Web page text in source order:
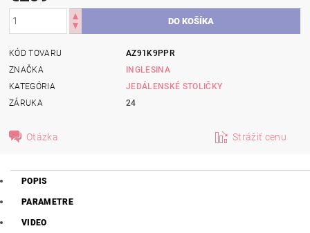
KÓD TOVARU
AZ91K9PPR
ZNAČKA
INGLESINA
KATEGÓRIA
JEDÁLENSKÉ STOLIČKY
ZÁRUKA
24
Otázka Strážiť cenu
POPIS
PARAMETRE
VIDEO